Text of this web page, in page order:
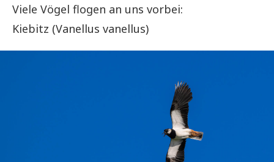
Viele Vögel flogen an uns vorbei:
Kiebitz (Vanellus vanellus)